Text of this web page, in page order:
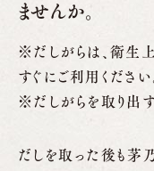
ませんか。
※だしがらは、衛生上
すぐにご利用ください。
※だしがらを取り出
だしを取った後も茅